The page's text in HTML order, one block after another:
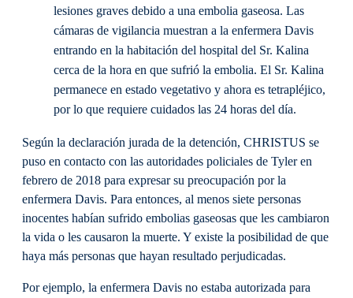
lesiones graves debido a una embolia gaseosa. Las
cámaras de vigilancia muestran a la enfermera Davis
entrando en la habitación del hospital del Sr. Kalina
cerca de la hora en que sufrió la embolia. El Sr. Kalina
permanece en estado vegetativo y ahora es tetrapléjico,
por lo que requiere cuidados las 24 horas del día.
Según la declaración jurada de la detención, CHRISTUS se
puso en contacto con las autoridades policiales de Tyler en
febrero de 2018 para expresar su preocupación por la
enfermera Davis. Para entonces, al menos siete personas
inocentes habían sufrido embolias gaseosas que les cambiaron
la vida o les causaron la muerte. Y existe la posibilidad de que
haya más personas que hayan resultado perjudicadas.
Por ejemplo, la enfermera Davis no estaba autorizada para